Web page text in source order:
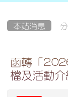
本站消息
函轉「
檔及活動介